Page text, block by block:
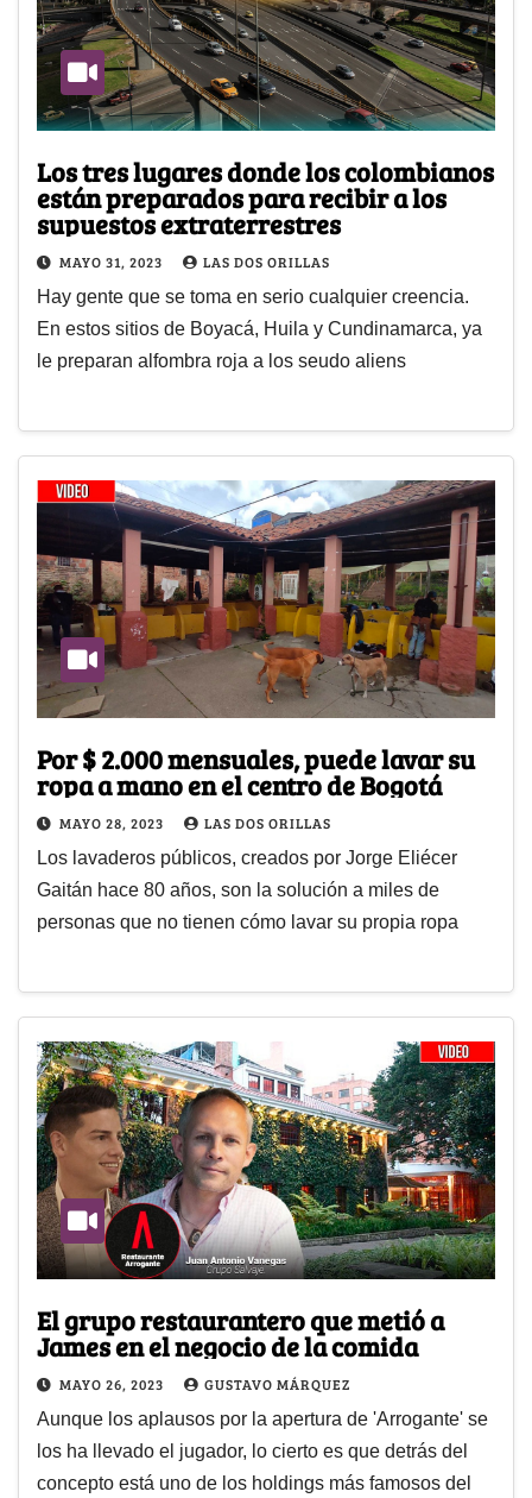
Los tres lugares donde los colombianos
están preparados para recibir a los
supuestos extraterrestres
MAYO 31, 2023 LAS DOS ORILLAS
Hay gente que se toma en serio cualquier creencia.
En estos sitios de Boyacá, Huila y Cundinamarca, ya
le preparan alfombra roja a los seudo aliens
Por $ 2.000 mensuales, puede lavar su
ropa a mano en el centro de Bogotá
MAYO 28, 2023 LAS DOS ORILLAS
Los lavaderos públicos, creados por Jorge Eliécer
Gaitán hace 80 años, son la solución a miles de
personas que no tienen cómo lavar su propia ropa
El grupo restaurantero que metió a
James en el negocio de la comida
MAYO 26, 2023 GUSTAVO MÁRQUEZ
Aunque los aplausos por la apertura de 'Arrogante' se
los ha llevado el jugador, lo cierto es que detrás del
concepto está uno de los holdings más famosos del